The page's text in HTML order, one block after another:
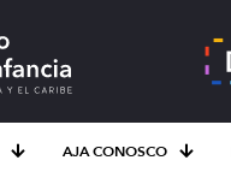
AJA CONOSCO